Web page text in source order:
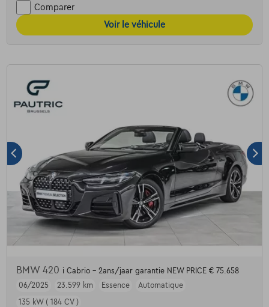
Comparer
Voir le véhicule
BMW 420 i Cabrio - 2ans/jaar garantie NEW PRICE € 75.658
06/2025
23.599 km Essence
Automatique
135 kW ( 184 CV )